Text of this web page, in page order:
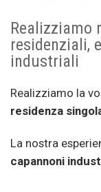
Realizziamo
residenziali,
industriali
Realizziamo la
residenza
La nostra
capannoni